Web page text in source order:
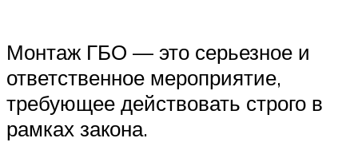
Монтаж ГБО — это серьезное и
ответственное мероприятие,
требующее действовать строго в
рамках закона.